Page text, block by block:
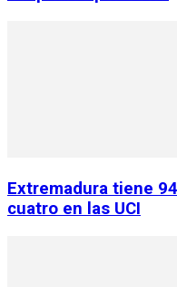
Extremadura tiene
cuatro en las UCI